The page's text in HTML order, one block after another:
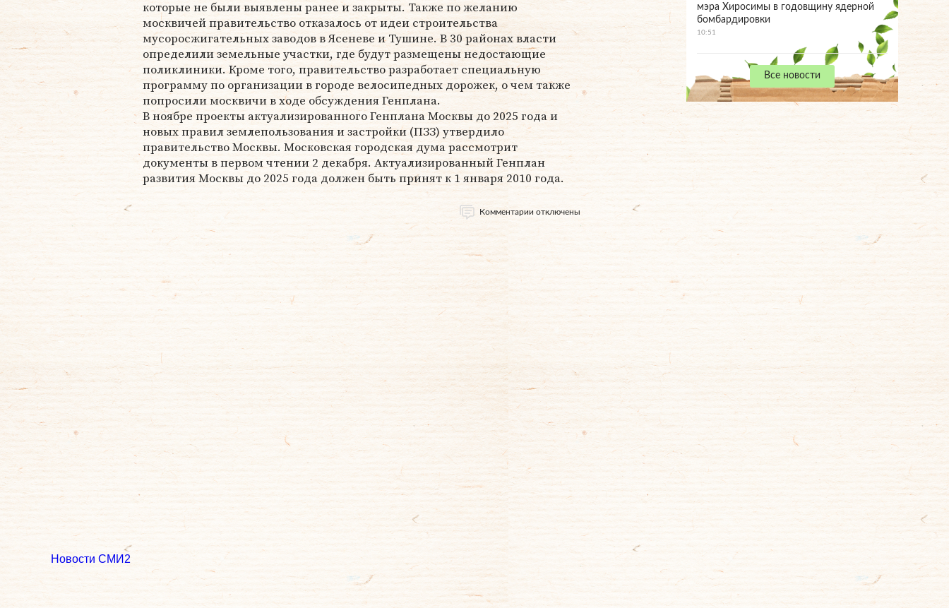
которые не были выявлены ранее и закрыты. Также по желанию
москвичей правительство отказалось от идеи строительства
мусоросжигательных заводов в Ясеневе и Тушине. В 30 районах власти
определили земельные участки, где будут размещены недостающие
поликлиники. Кроме того, правительство разработает специальную
программу по организации в городе велосипедных дорожек, о чем также
попросили москвичи в ходе обсуждения Генплана.
В ноябре проекты актуализированного Генплана Москвы до 2025 года и
новых правил землепользования и застройки (ПЗЗ) утвердило
правительство Москвы. Московская городская дума рассмотрит
документы в первом чтении 2 декабря. Актуализированный Генплан
развития Москвы до 2025 года должен быть принят к 1 января 2010 года.
Комментарии отключены
мэра Хиросимы в годовщину ядерной
бомбардировки
10:51
Все новости
Новости СМИ2